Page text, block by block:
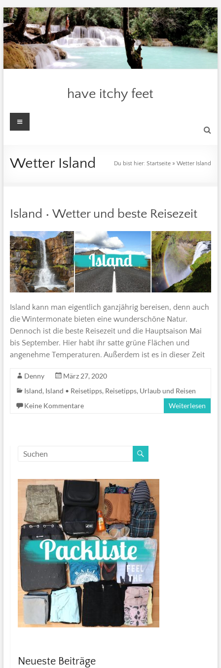
Zum
Inhalt
springen
have itchy feet
Menü
Wetter Island Du bist hier:Startseite »Wetter Island
Island • Wetter und beste Reisezeit
Island kann man eigentlich ganzjährig bereisen, denn auch
die Wintermonate bieten eine wunderschöne Natur.
Dennoch ist die beste Reisezeit und die Hauptsaison Mai
bis September. Hier habt ihr satte grüne Flächen und
angenehme Temperaturen. Außerdem ist es in dieser Zeit
Denny
März 27, 2020
Island, Island • Reisetipps, Reisetipps, Urlaub und Reisen
Keine Kommentare
Weiterlesen
Neueste Beiträge